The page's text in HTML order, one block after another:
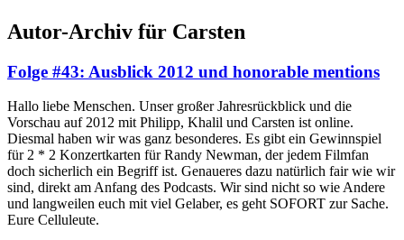
Autor-Archiv für Carsten
Folge #43: Ausblick 2012 und honorable mentions
Hallo liebe Menschen. Unser großer Jahresrückblick und die
Vorschau auf 2012 mit Philipp, Khalil und Carsten ist online.
Diesmal haben wir was ganz besonderes. Es gibt ein Gewinnspiel
für 2 * 2 Konzertkarten für Randy Newman, der jedem Filmfan
doch sicherlich ein Begriff ist. Genaueres dazu natürlich fair wie wir
sind, direkt am Anfang des Podcasts. Wir sind nicht so wie Andere
und langweilen euch mit viel Gelaber, es geht SOFORT zur Sache.
Eure Celluleute.